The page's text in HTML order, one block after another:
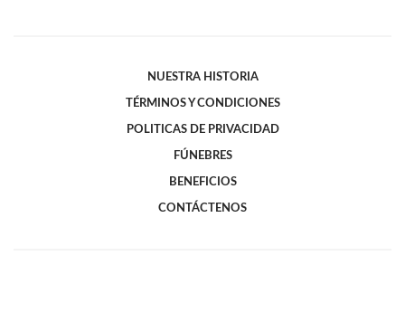
NUESTRA HISTORIA
TÉRMINOS Y CONDICIONES
POLITICAS DE PRIVACIDAD
FÚNEBRES
BENEFICIOS
CONTÁCTENOS